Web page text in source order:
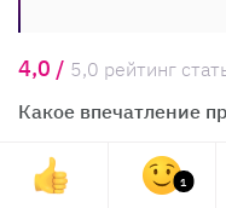
4,0 / 5,0 рейтинг
Какое впечатление
1